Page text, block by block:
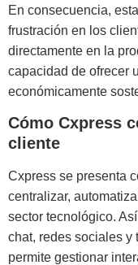
En consecuencia,
frustración en los
directamente en la
capacidad de ofrecer
económicamente
Cómo Cxpress
cliente
Cxpress se presenta
centralizar,
sector tecnológico.
chat, redes sociales y
permite gestionar